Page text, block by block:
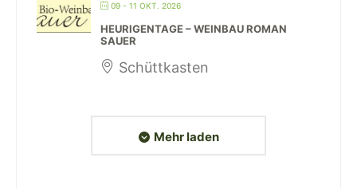
09 - 11 OKT. 2026
HEURIGENTAGE – WEINBAU ROMAN
SAUER
Schüttkasten
Mehr laden